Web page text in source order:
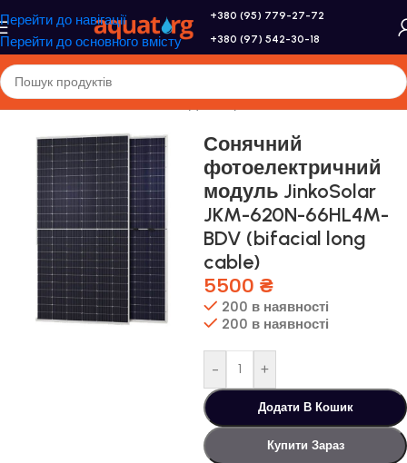
Перейти до навігації
Перейти до основного вмісту
+380 (95) 779-27-72
+380 (97) 542-30-18
Головна/Altek/Сонячні панелі/Двосторонні cонячні панелі
Сонячний
фотоелектричний
модуль JinkoSolar
JKM-620N-66HL4M-
BDV (bifacial long
cable)
5500 ₴
200 в наявності
200 в наявності
- +
Додати В Кошик
Купити Зараз